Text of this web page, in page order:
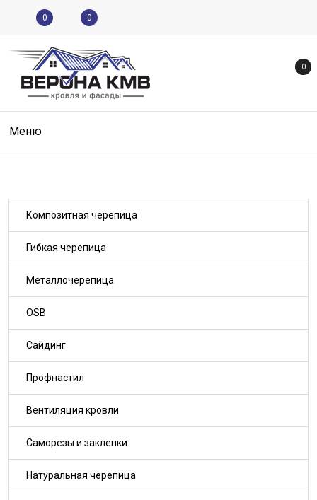
0 0
0
Меню
Композитная черепица
Гибкая черепица
Металлочерепица
OSB
Сайдинг
Профнастил
Вентиляция кровли
Саморезы и заклепки
Натуральная черепица